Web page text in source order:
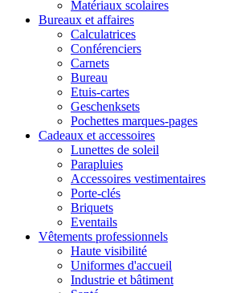
Matériaux scolaires
Bureaux et affaires
Calculatrices
Conférenciers
Carnets
Bureau
Etuis-cartes
Geschenksets
Pochettes marques-pages
Cadeaux et accessoires
Lunettes de soleil
Parapluies
Accessoires vestimentaires
Porte-clés
Briquets
Eventails
Vêtements professionnels
Haute visibilité
Uniformes d'accueil
Industrie et bâtiment